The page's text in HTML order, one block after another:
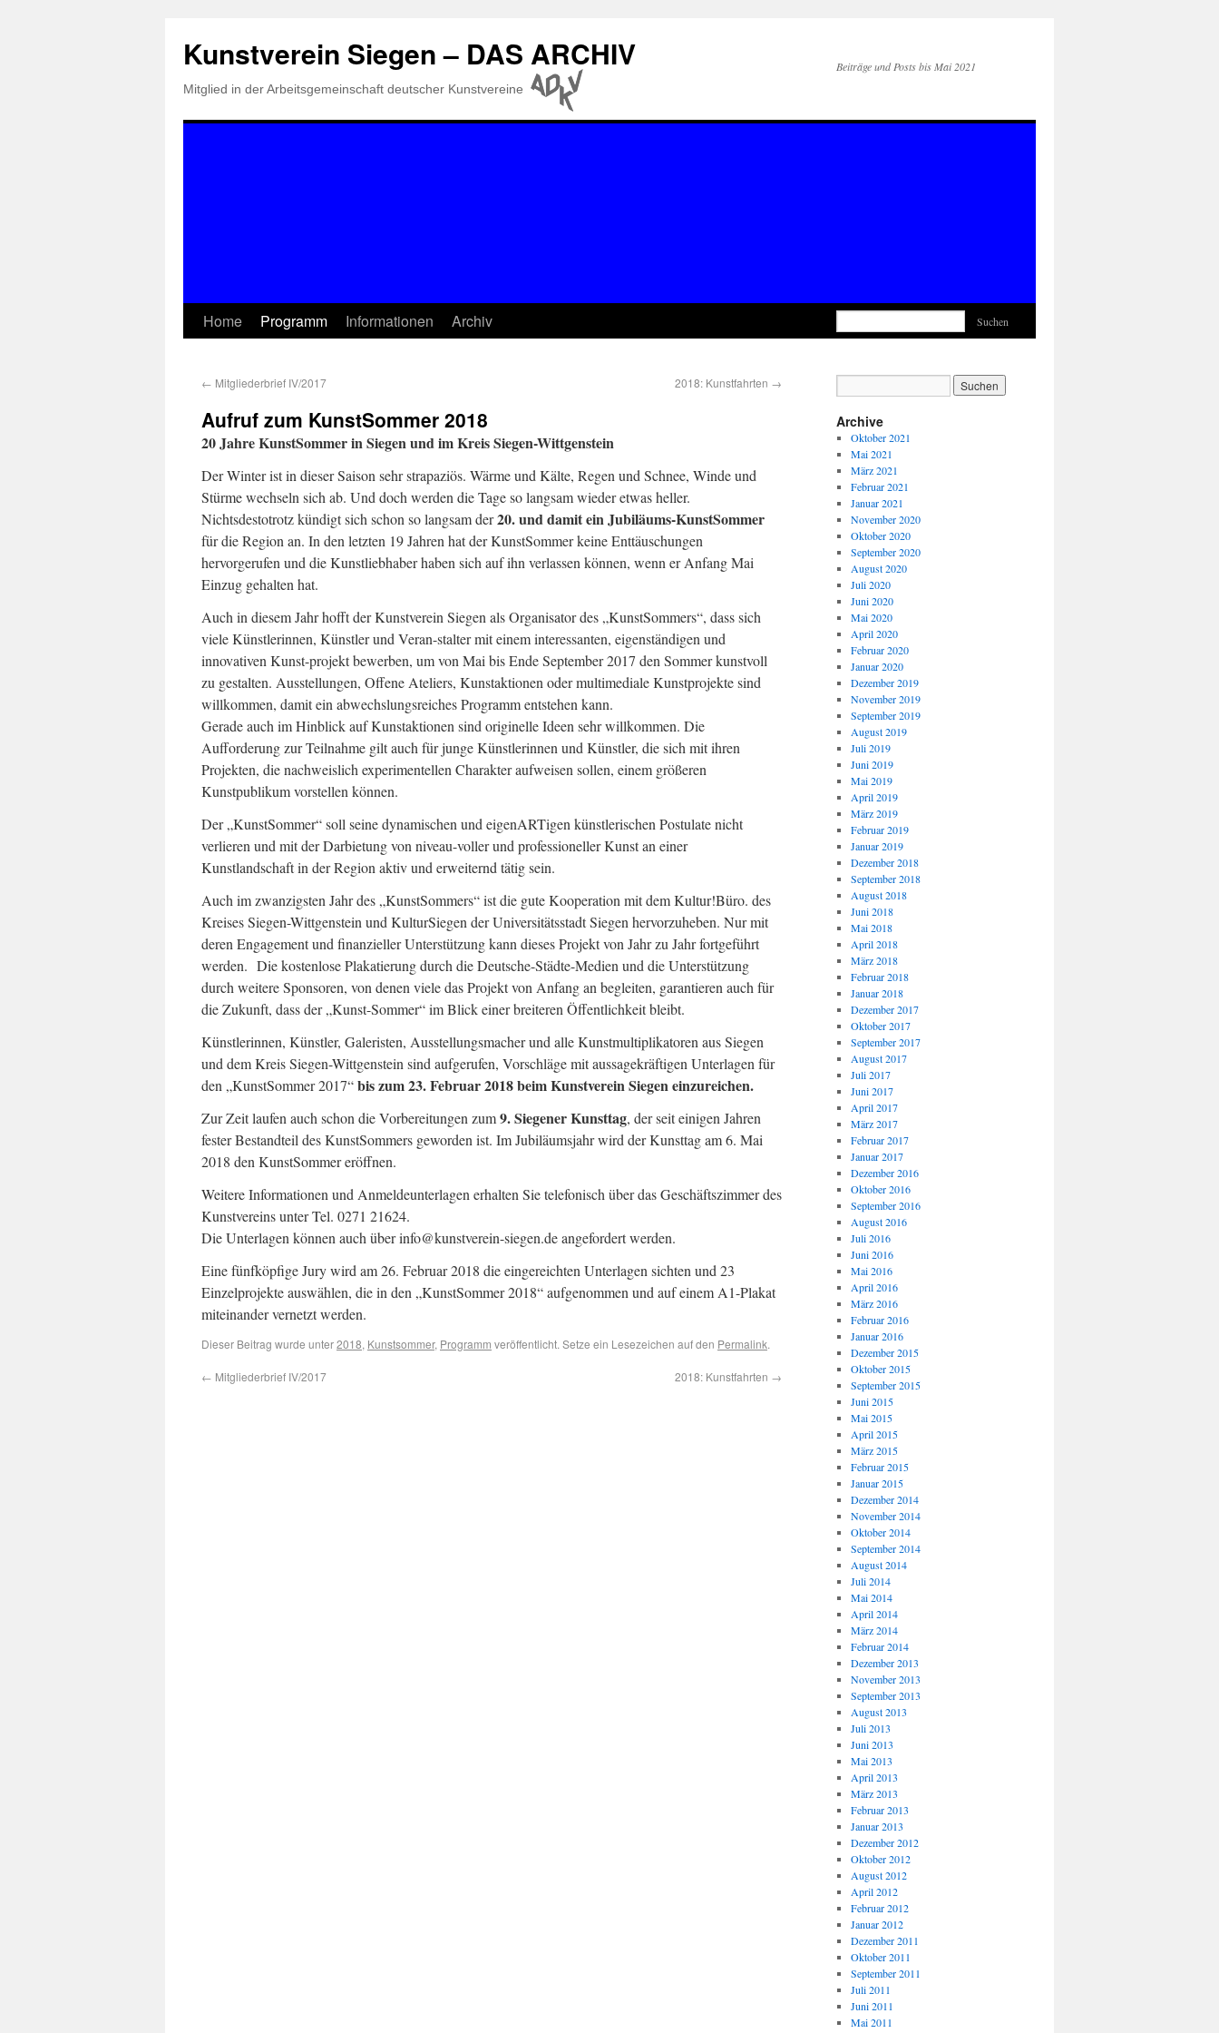
Kunstverein Siegen – DAS ARCHIV
Mitglied in der Arbeitsgemeinschaft deutscher Kunstvereine
Beiträge und Posts bis Mai 2021
Home Programm Informationen Archiv Suchen
← Mitgliederbrief IV/2017 2018: Kunstfahrten →
Aufruf zum KunstSommer 2018
20 Jahre KunstSommer in Siegen und im Kreis Siegen-Wittgenstein
Der Winter ist in dieser Saison sehr strapaziös. Wärme und Kälte, Regen und Schnee, Winde und
Stürme wechseln sich ab. Und doch werden die Tage so langsam wieder etwas heller.
Nichtsdestotrotz kündigt sich schon so langsam der20. und damit ein Jubiläums-KunstSommer
für die Region an. In den letzten 19 Jahren hat der KunstSommer keine Enttäuschungen
hervorgerufen und die Kunstliebhaber haben sich auf ihn verlassen können, wenn er Anfang Mai
Einzug gehalten hat.
Auch in diesem Jahr hofft der Kunstverein Siegen als Organisator des „KunstSommers“, dass sich
viele Künstlerinnen, Künstler und Veran-stalter mit einem interessanten, eigenständigen und
innovativen Kunst-projekt bewerben, um von Mai bis Ende September 2017 den Sommer kunstvoll
zu gestalten. Ausstellungen, Offene Ateliers, Kunstaktionen oder multimediale Kunstprojekte sind
willkommen, damit ein abwechslungsreiches Programm entstehen kann.
Gerade auch im Hinblick auf Kunstaktionen sind originelle Ideen sehr willkommen. Die
Aufforderung zur Teilnahme gilt auch für junge Künstlerinnen und Künstler, die sich mit ihren
Projekten, die nachweislich experimentellen Charakter aufweisen sollen, einem größeren
Kunstpublikum vorstellen können.
Der „KunstSommer“ soll seine dynamischen und eigenARTigen künstlerischen Postulate nicht
verlieren und mit der Darbietung von niveau-voller und professioneller Kunst an einer
Kunstlandschaft in der Region aktiv und erweiternd tätig sein.
Auch im zwanzigsten Jahr des „KunstSommers“ ist die gute Kooperation mit dem Kultur!Büro. des
Kreises Siegen-Wittgenstein und KulturSiegen der Universitätsstadt Siegen hervorzuheben. Nur mit
deren Engagement und finanzieller Unterstützung kann dieses Projekt von Jahr zu Jahr fortgeführt
werden. Die kostenlose Plakatierung durch die Deutsche-Städte-Medien und die Unterstützung
durch weitere Sponsoren, von denen viele das Projekt von Anfang an begleiten, garantieren auch für
die Zukunft, dass der „Kunst-Sommer“ im Blick einer breiteren Öffentlichkeit bleibt.
Künstlerinnen, Künstler, Galeristen, Ausstellungsmacher und alle Kunstmultiplikatoren aus Siegen
und dem Kreis Siegen-Wittgenstein sind aufgerufen, Vorschläge mit aussagekräftigen Unterlagen für
den „KunstSommer 2017“bis zum 23. Februar 2018 beim Kunstverein Siegen einzureichen.
Zur Zeit laufen auch schon die Vorbereitungen zum9. Siegener Kunsttag, der seit einigen Jahren
fester Bestandteil des KunstSommers geworden ist. Im Jubiläumsjahr wird der Kunsttag am 6. Mai
2018 den KunstSommer eröffnen.
Weitere Informationen und Anmeldeunterlagen erhalten Sie telefonisch über das Geschäftszimmer des
Kunstvereins unter Tel. 0271 21624.
Die Unterlagen können auch über info@kunstverein-siegen.de angefordert werden.
Eine fünfköpfige Jury wird am 26. Februar 2018 die eingereichten Unterlagen sichten und 23
Einzelprojekte auswählen, die in den „KunstSommer 2018“ aufgenommen und auf einem A1-Plakat
miteinander vernetzt werden.
Dieser Beitrag wurde unter2018, Kunstsommer, Programm veröffentlicht. Setze ein Lesezeichen auf den Permalink.
← Mitgliederbrief IV/2017 2018: Kunstfahrten →
Archive
Oktober 2021
Mai 2021
März 2021
Februar 2021
Januar 2021
November 2020
Oktober 2020
September 2020
August 2020
Juli 2020
Juni 2020
Mai 2020
April 2020
Februar 2020
Januar 2020
Dezember 2019
November 2019
September 2019
August 2019
Juli 2019
Juni 2019
Mai 2019
April 2019
März 2019
Februar 2019
Januar 2019
Dezember 2018
September 2018
August 2018
Juni 2018
Mai 2018
April 2018
März 2018
Februar 2018
Januar 2018
Dezember 2017
Oktober 2017
September 2017
August 2017
Juli 2017
Juni 2017
April 2017
März 2017
Februar 2017
Januar 2017
Dezember 2016
Oktober 2016
September 2016
August 2016
Juli 2016
Juni 2016
Mai 2016
April 2016
März 2016
Februar 2016
Januar 2016
Dezember 2015
Oktober 2015
September 2015
Juni 2015
Mai 2015
April 2015
März 2015
Februar 2015
Januar 2015
Dezember 2014
November 2014
Oktober 2014
September 2014
August 2014
Juli 2014
Mai 2014
April 2014
März 2014
Februar 2014
Dezember 2013
November 2013
September 2013
August 2013
Juli 2013
Juni 2013
Mai 2013
April 2013
März 2013
Februar 2013
Januar 2013
Dezember 2012
Oktober 2012
August 2012
April 2012
Februar 2012
Januar 2012
Dezember 2011
Oktober 2011
September 2011
Juli 2011
Juni 2011
Mai 2011